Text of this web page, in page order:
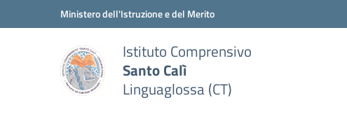
Vai ai contenuti
Vai al menu di navigazioneMinistero dell'Istruzione e del Merito
Istituto Comprensivo
Santo Calì
Linguaglossa (CT)